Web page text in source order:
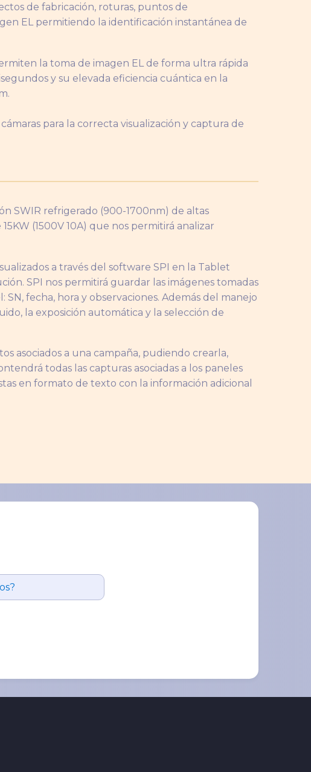
de fabricación, roturas, puntos de
EL permitiendo la identificación instantánea de
la toma de imagen EL de forma ultra rápida
y su elevada eficiencia cuántica en la
para la correcta visualización y captura de
SWIR refrigerado (900-1700nm) de altas
(1500V 10A) que nos permitirá analizar
a través del software SPI en la Tablet
SPI nos permitirá guardar las imágenes tomadas
fecha, hora y observaciones. Además del manejo
la exposición automática y la selección de
asociados a una campaña, pudiendo crearla,
todas las capturas asociadas a los paneles
en formato de texto con la información adicional